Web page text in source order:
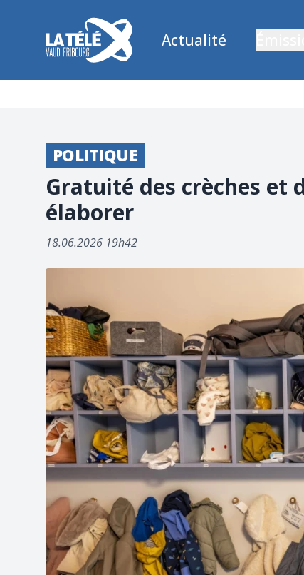
La Télé - Télévision régionale Vaud et Fribourg
Actualité
POLITIQUE
Gratuité des crèches et
élaborer
18.06.2026 19h42